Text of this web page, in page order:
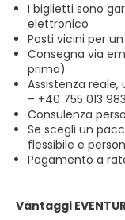
I biglietti sono
elettronico
Posti vicini per
Consegna via
prima)
Assistenza
– +40 755 013 983
Consulenza
Se scegli un
flessibile e
Pagamento a
Vantaggi